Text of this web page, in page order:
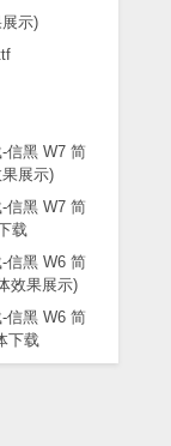
信黑 W7 简
载
信黑 W6 简
下载